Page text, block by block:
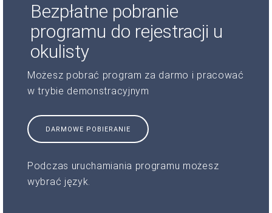
Bezpłatne pobranie
programu do rejestracji u
okulisty
Możesz pobrać program za darmo i pracować
w trybie demonstracyjnym
DARMOWE POBIERANIE
Podczas uruchamiania programu możesz
wybrać język.